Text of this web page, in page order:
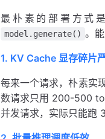
最朴素的部署方式
model.generate() 。
1. KV Cache 显存碎片
每来一个请求，朴素实
数请求只用 200-500
并发请求，实际只能跑